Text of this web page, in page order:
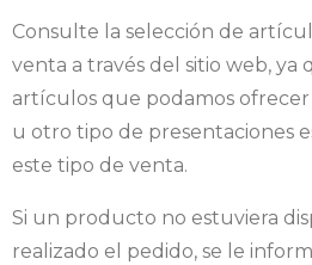
Consulte la selección de
venta a través del sitio web, ya
artículos que podamos
u otro tipo de presentaciones
este tipo de venta.
Si un producto no estuviera
realizado el pedido, se le